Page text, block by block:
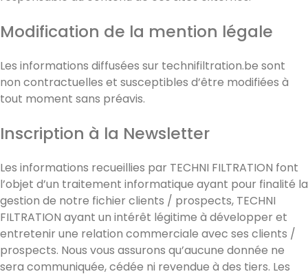
Modification de la mention légale
Les informations diffusées sur technifiltration.be sont
non contractuelles et susceptibles d’être modifiées à
tout moment sans préavis.
Inscription à la Newsletter
Les informations recueillies par TECHNI FILTRATION font
l’objet d’un traitement informatique ayant pour finalité la
gestion de notre fichier clients / prospects, TECHNI
FILTRATION ayant un intérêt légitime à développer et
entretenir une relation commerciale avec ses clients /
prospects. Nous vous assurons qu’aucune donnée ne
sera communiquée, cédée ni revendue à des tiers. Les